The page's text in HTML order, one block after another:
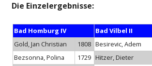
Die Einzelergebnisse:
Bad Homburg IV Bad Vilbel II
Gold, Jan Christian
1808 Besirevic, Adem
Bezsonna, Polina
1729 Hitzer, Dieter